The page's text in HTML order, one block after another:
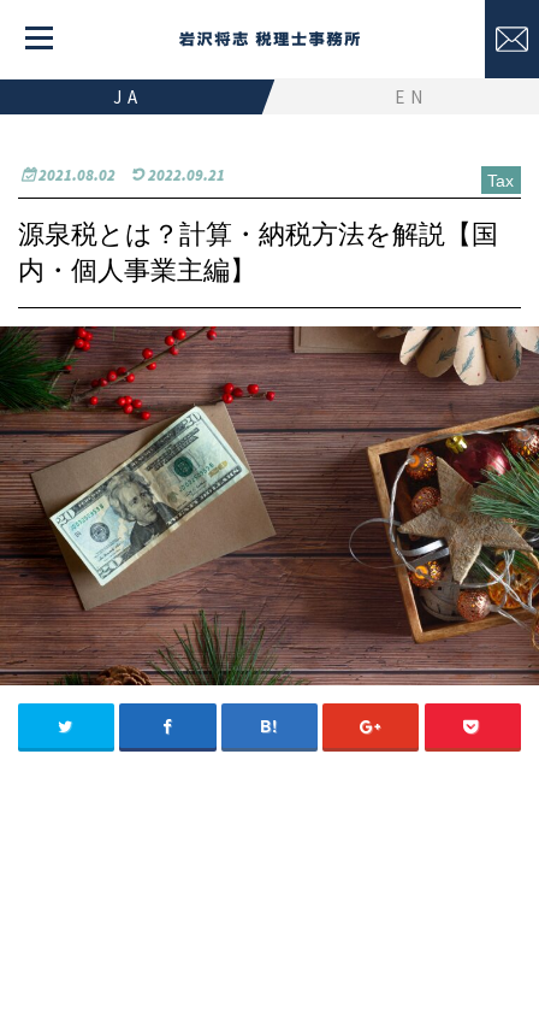
JA EN
Tax
2021.08.02 2022.09.21
源泉税とは？計算・納税方法を解説【国
内・個人事業主編】